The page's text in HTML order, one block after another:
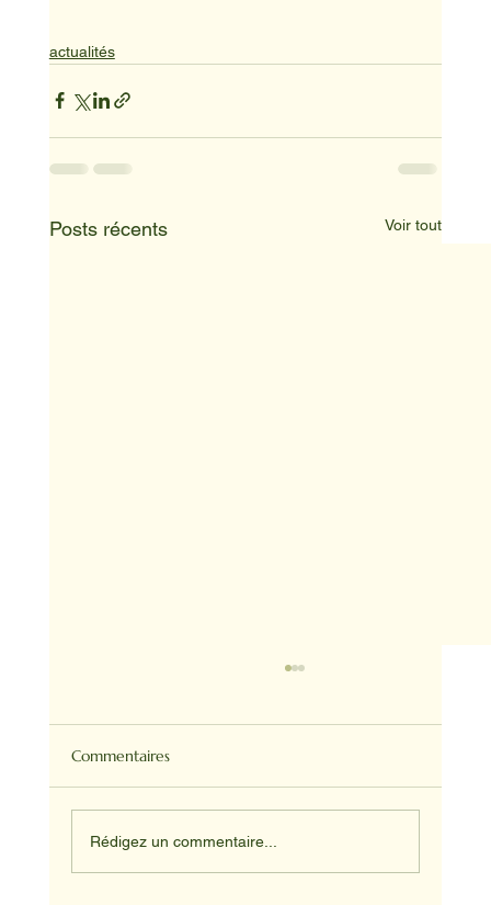
actualités
Posts récents Voir tout
Commentaires
Rédigez un commentaire...